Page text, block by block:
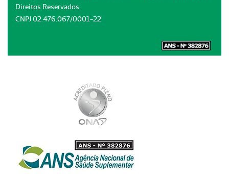
Direitos Reservados
CNPJ 02.476.067/0001-22